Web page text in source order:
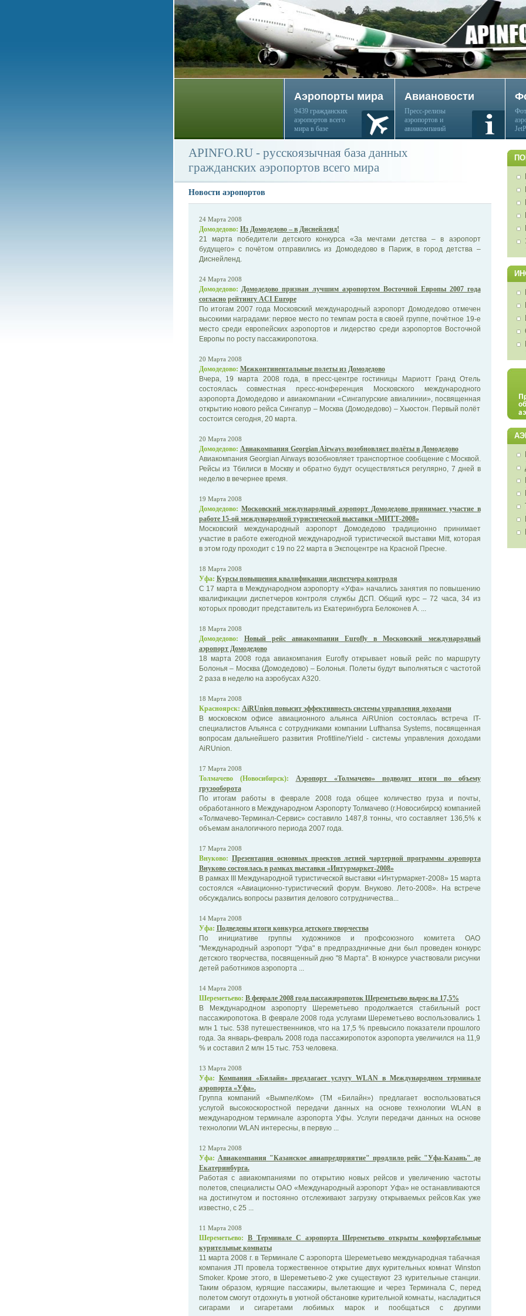
Аэропорты мира
9439 гражданских
аэропортов всего
мира в базе
Авиановости
Пресс-релизы
аэропортов и
авиакомпаний
APINFO.RU - русскоязычная база данных
гражданских аэропортов всего мира
Новости аэропортов
24 Марта 2008
Домодедово: Из Домодедово – в Диснейленд!
21 марта победители детского конкурса «За мечтами детства – в аэропорт
будущего» с почётом отправились из Домодедово в Париж, в город детства –
Диснейленд.
24 Марта 2008
Домодедово: Домодедово признан лучшим аэропортом Восточной Европы 2007 года
согласно рейтингу ACI Europe
По итогам 2007 года Московский международный аэропорт Домодедово отмечен
высокими наградами: первое место по темпам роста в своей группе, почётное 19-е
место среди европейских аэропортов и лидерство среди аэропортов Восточной
Европы по росту пассажиропотока.
20 Марта 2008
Домодедово: Межконтинентальные полеты из Домодедово
Вчера, 19 марта 2008 года, в пресс-центре гостиницы Мариотт Гранд Отель
состоялась совместная пресс-конференция Московского международного
аэропорта Домодедово и авиакомпании «Сингапурские авиалинии», посвященная
открытию нового рейса Сингапур – Москва (Домодедово) – Хьюстон. Первый полёт
состоится сегодня, 20 марта.
20 Марта 2008
Домодедово: Авиакомпания Georgian Airways возобновляет полёты в Домодедово
Авиакомпания Georgian Airways возобновляет транспортное сообщение с Москвой.
Рейсы из Тбилиси в Москву и обратно будут осуществляться регулярно, 7 дней в
неделю в вечернее время.
19 Марта 2008
Домодедово: Московский международный аэропорт Домодедово принимает участие в
работе 15-ой международной туристической выставки «МИТТ-2008»
Московский международный аэропорт Домодедово традиционно принимает
участие в работе ежегодной международной туристической выставки Mitt, которая
в этом году проходит с 19 по 22 марта в Экспоцентре на Красной Пресне.
18 Марта 2008
Уфа: Курсы повышения квалификации диспетчера контроля
С 17 марта в Международном аэропорту «Уфа» начались занятия по повышению
квалификации диспетчеров контроля службы ДСП. Общий курс – 72 часа, 34 из
которых проводит представитель из Екатеринбурга Белоконев А. ...
18 Марта 2008
Домодедово:
Новый рейс авиакомпании Eurofly в Московский международный
аэропорт Домодедово
18 марта 2008 года авиакомпания Eurofly открывает новый рейс по маршруту
Болонья – Москва (Домодедово) – Болонья. Полеты будут выполняться с частотой
2 раза в неделю на аэробусах А320.
18 Марта 2008
Красноярск: AiRUnion повысит эффективность системы управления доходами
В московском офисе авиационного альянса AiRUnion состоялась встреча IT-
специалистов Альянса с сотрудниками компании Lufthansa Systems, посвященная
вопросам дальнейшего развития Profitline/Yield - системы управления доходами
AiRUnion.
17 Марта 2008
Толмачево (Новосибирск):
Аэропорт «Толмачево» подводит итоги по объему
грузооборота
По итогам работы в феврале 2008 года общее количество груза и почты,
обработанного в Международном Аэропорту Толмачево (г.Новосибирск) компанией
«Толмачево-Терминал-Сервис» составило 1487,8 тонны, что составляет 136,5% к
объемам аналогичного периода 2007 года.
17 Марта 2008
Внуково: Презентация основных проектов летней чартерной программы аэропорта
Внуково состоялась в рамках выставки «Интурмаркет-2008»
В рамках III Международной туристической выставки «Интурмаркет-2008» 15 марта
состоялся «Авиационно-туристический форум. Внуково. Лето-2008». На встрече
обсуждались вопросы развития делового сотрудничества...
14 Марта 2008
Уфа: Подведены итоги конкурса детского творчества
По инициативе группы художников и профсоюзного комитета ОАО
"Международный аэропорт "Уфа" в предпраздничные дни был проведен конкурс
детского творчества, посвященный дню "8 Марта". В конкурсе участвовали рисунки
детей работников аэропорта ...
14 Марта 2008
Шереметьево: В феврале 2008 года пассажиропоток Шереметьево вырос на 17,5%
В Международном аэропорту Шереметьево продолжается стабильный рост
пассажиропотока. В феврале 2008 года услугами Шереметьево воспользовались 1
млн 1 тыс. 538 путешественников, что на 17,5 % превысило показатели прошлого
года. За январь-февраль 2008 года пассажиропоток аэропорта увеличился на 11,9
% и составил 2 млн 15 тыс. 753 человека.
13 Марта 2008
Уфа: Компания «Билайн» предлагает услугу WLAN в Международном терминале
аэропорта «Уфа».
Группа компаний «ВымпелКом» (ТМ «Билайн») предлагает воспользоваться
услугой высокоскоростной передачи данных на основе технологии WLAN в
международном терминале аэропорта Уфы. Услуги передачи данных на основе
технологии WLAN интересны, в первую ...
12 Марта 2008
Уфа: Авиакомпания "Казанское авиапредприятие" продлило рейс "Уфа-Казань" до
Екатеринбурга.
Работая с авиакомпаниями по открытию новых рейсов и увеличению частоты
полетов, специалисты ОАО «Международный аэропорт Уфа» не останавливаются
на достигнутом и постоянно отслеживают загрузку открываемых рейсов.Как уже
известно, с 25 ...
11 Марта 2008
Шереметьево: В Терминале С аэропорта Шереметьево открыты комфортабельные
курительные комнаты
11 марта 2008 г. в Терминале С аэропорта Шереметьево международная табачная
компания JTI провела торжественное открытие двух курительных комнат Winston
Smoker. Кроме этого, в Шереметьево-2 уже существуют 23 курительные станции.
Таким образом, курящие пассажиры, вылетающие и через Терминала С, перед
полетом смогут отдохнуть в уютной обстановке курительной комнаты, насладиться
сигарами и сигаретами любимых марок и пообщаться с другими